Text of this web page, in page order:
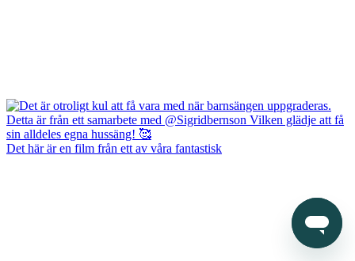
Det här är en film från ett av våra fantastisk